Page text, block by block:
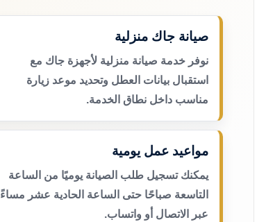
صيانة جاك منزلية
نوفر خدمة صيانة منزلية لأجهزة جاك مع
استقبال بيانات العطل وتحديد موعد زيارة
مناسب داخل نطاق الخدمة.
مواعيد عمل يومية
يمكنك تسجيل طلب الصيانة يوميًا من الساعة
التاسعة صباحًا حتى الساعة الحادية عشر مساءً
عبر الاتصال أو واتساب.